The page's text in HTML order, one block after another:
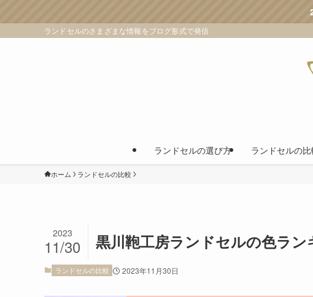
ランドセルのさまざまな情報をブログ形式で発信
ランドセルの選び方 ランドセルの
ホーム ランドセルの比較
黒川鞄工房ランドセルの色ラ
2023
11/30
ランドセルの比較 2023年11月30日